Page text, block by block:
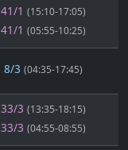
41/1 (15:10-17:05)
41/1 (05:55-10:25)
8/3 (04:35-17:45)
33/3 (13:35-18:15)
33/3 (04:55-08:55)